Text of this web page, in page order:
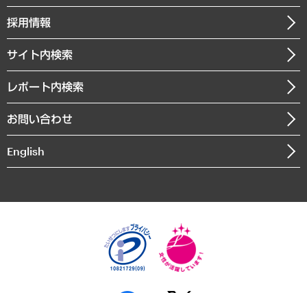
GRC（ガバナンス・リスク・コンプライアンス）・防災（政策）
経済・産業・雇用・労働
まちづくり・観光・交通・スポーツ・スマートシティ
自然資源・農林水産業・食料システム
経営用語集
受託・受注実績（官公庁関連）
メディア掲載・出演
社長メッセージ
会社概要
沿革
組織図・本部部室紹介
インドネシア現地法人
個人情報保護方針
ニュースリリース
お知らせ
採用情報
サイト内検索
レポート内検索
お問い合わせ
English